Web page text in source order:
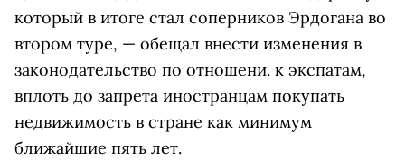
который в итоге стал соперников Эрдогана во
втором туре, — обещал внести изменения в
законодательство по отношени. к экспатам,
вплоть до запрета иностранцам покупать
недвижимость в стране как минимум
ближайшие пять лет.